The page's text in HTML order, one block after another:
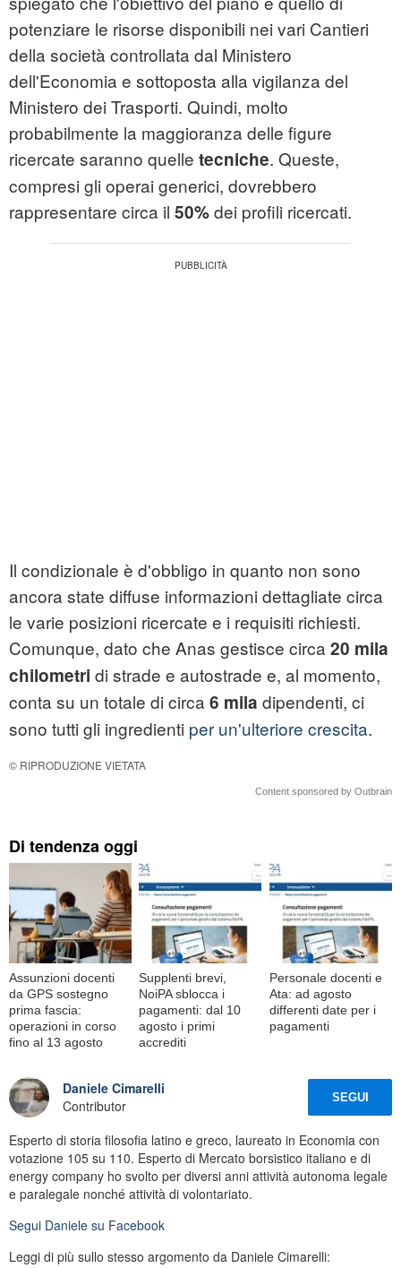
potenziare le risorse disponibili nei vari Cantieri
della società controllata dal Ministero
dell'Economia e sottoposta alla vigilanza del
Ministero dei Trasporti. Quindi, molto
probabilmente la maggioranza delle figure
ricercate saranno quelle tecniche. Queste,
compresi gli operai generici, dovrebbero
rappresentare circa il 50%dei profili ricercati.
Il condizionale è d'obbligo in quanto non sono
ancora state diffuse informazioni dettagliate circa
le varie posizioni ricercate e i requisiti richiesti.
Comunque, dato che Anas gestisce circa 20 mila
chilometri di strade e autostrade e, al momento,
conta su un totale di circa 6 mila dipendenti, ci
sono tutti gli ingredienti per un'ulteriore crescita.
© RIPRODUZIONE VIETATA
Content sponsored by Outbrain
Di tendenza oggi
Assunzioni docenti
da GPS sostegno
prima fascia:
operazioni in corso
fino al 13 agosto
Supplenti brevi,
NoiPA sblocca i
pagamenti: dal 10
agosto i primi
accrediti
Personale docenti e
Ata: ad agosto
differenti date per i
pagamenti
Daniele Cimarelli
Contributor
SEGUI
Esperto di storia filosofia latino e greco, laureato in Economia con
votazione 105 su 110. Esperto di Mercato borsistico italiano e di
energy company ho svolto per diversi anni attività autonoma legale
e paralegale nonché attività di volontariato.
Segui Daniele su Facebook
Leggi di più sullo stesso argomento da Daniele Cimarelli: